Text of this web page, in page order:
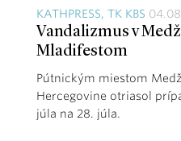
KATHPRESS, TK KBS
Vandalizmus v
Mladifestom
Pútnickým miestom
Hercegovine otriasol
júla na 28. júla.